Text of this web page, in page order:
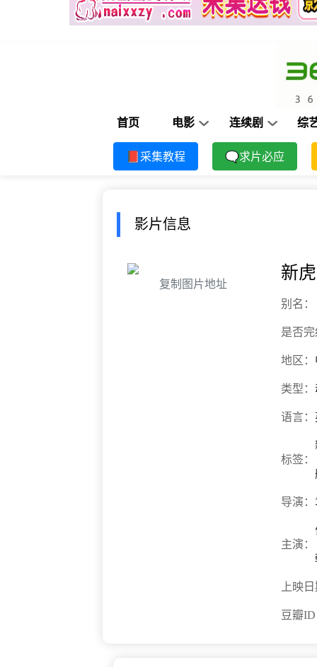
首页 电影 连续剧 综
📕采集教程 🗨求片必应
影片信息
复制图片地址
新
别名：
是否
地区：
类型：
语言：
标签：
导演：
主演：
上映
豆瓣